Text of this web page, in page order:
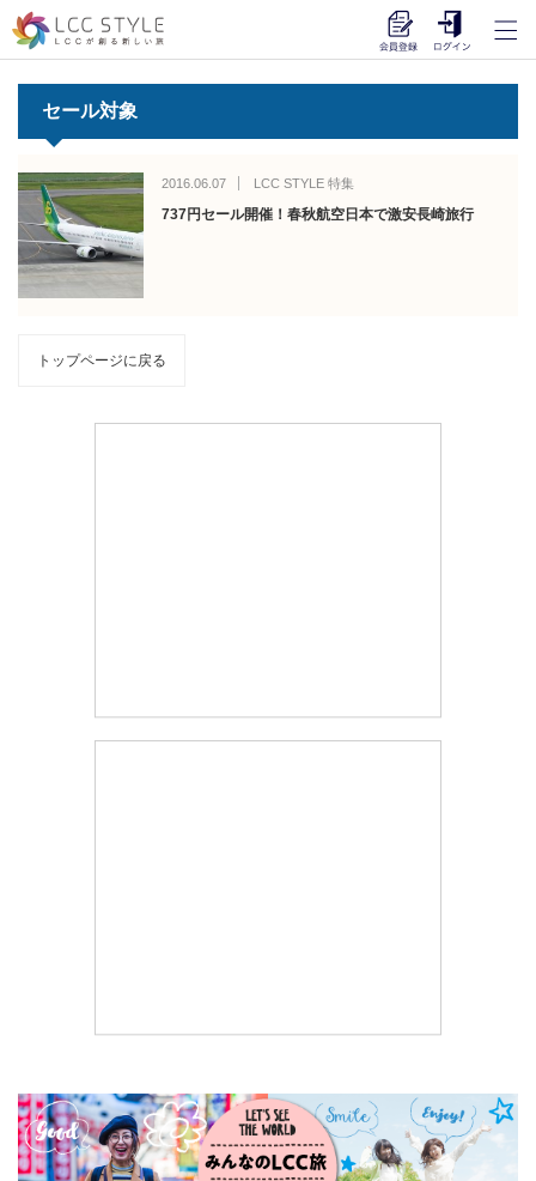
セール対象
2016.06.07 LCC STYLE 特集
737円セール開催！春秋航空日本で激安長崎旅行
トップページに戻る